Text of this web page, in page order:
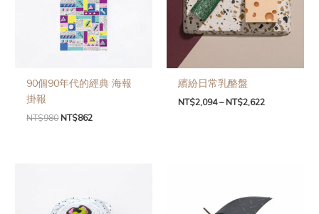
90個90年代的經典 海報
掛報
NT$980 NT$862
繽紛日常乳酪盤
NT$2,094–NT$2,622